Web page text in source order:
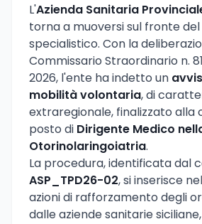
L'Azienda Sanitaria
torna a muoversi sul fronte
specialistico. Con la
Commissario Straordinario n.
2026, l'ente ha indetto un
mobilità volontaria, di
extraregionale, finalizzato alla
posto di Dirigente Medico
Otorinolaringoiatria.
La procedura, identificata dal
ASP_TPD26-02, si inserisce
azioni di rafforzamento degli
dalle aziende sanitarie